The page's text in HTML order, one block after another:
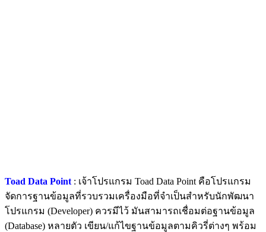
Toad Data Point: เจ้าโปรแกรม Toad Data Point คือโปรแกรม
จัดการฐานข้อมูลที่รวบรวมเครื่องมือที่จำเป็นสำหรับนักพัฒนา
โปรแกรม (Developer) ควรมีไว้ มันสามารถเชื่อมต่อฐานข้อมูล
(Database) หลายตัว เขียน/แก้ไขฐานข้อมูลตามคิวรี่ต่างๆ พร้อม